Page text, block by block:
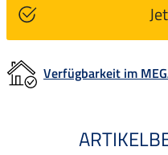
Verfügbarkeit im